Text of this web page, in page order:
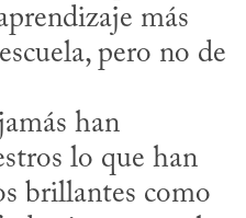
más
pero no de
lo que han
brillantes como